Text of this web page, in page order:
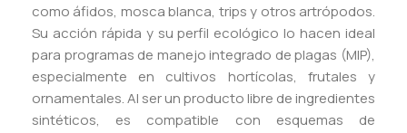
como áfidos, mosca blanca, trips y otros artrópodos.
Su acción rápida y su perfil ecológico lo hacen ideal
para programas de manejo integrado de plagas (MIP),
especialmente en cultivos hortícolas, frutales y
ornamentales. Al ser un producto libre de ingredientes
sintéticos, es compatible con esquemas de